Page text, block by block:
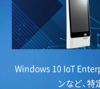
Windows 10 IoT
ンなど、特